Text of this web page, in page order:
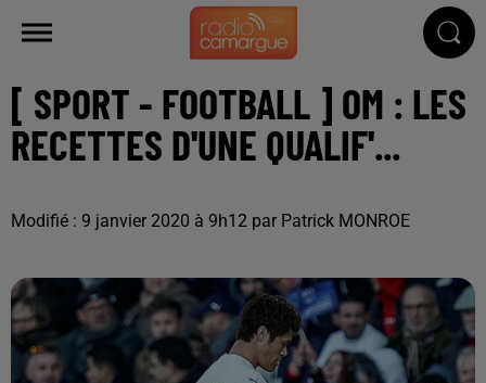
[ SPORT - FOOTBALL ] OM : LES
RECETTES D'UNE QUALIF'...
Modifié : 9 janvier 2020 à 9h12 par Patrick MONROE